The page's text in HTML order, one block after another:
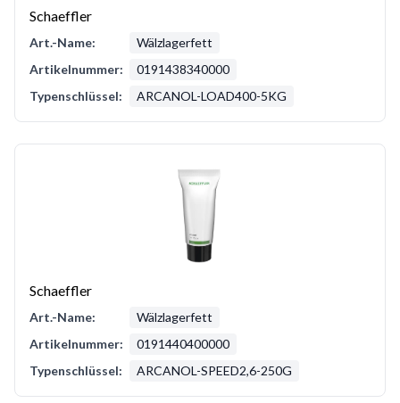
Schaeffler
Art.-Name:
Wälzlagerfett
Artikelnummer:
0191438340000
Typenschlüssel:
ARCANOL-LOAD400-5KG
Schaeffler
Art.-Name:
Wälzlagerfett
Artikelnummer:
0191440400000
Typenschlüssel:
ARCANOL-SPEED2,6-250G